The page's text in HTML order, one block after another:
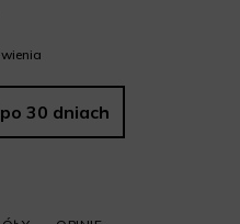
30 dniach